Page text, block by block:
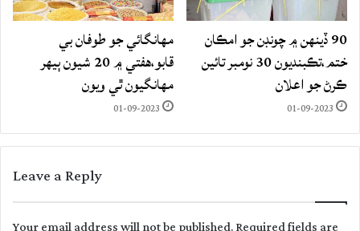
90 ڏينهن ۾ چونڊن جو امڪان
ختم،تڪبنديون 30 نومبر تائين
ڪرڻ جو اعلان
01-09-2023
مهانگائي جو طوفان بي
قابو،هفتي ۾ 20 شيون ٻيهر
مهانگيون ٿي ويون
01-09-2023
Leave a Reply